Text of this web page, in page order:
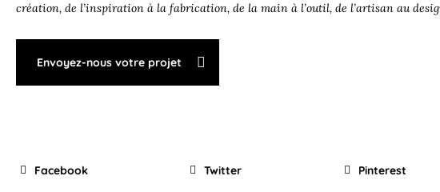
création, de l’inspiration à la fabrication, de la main à l’outil, de l’artisan au
Envoyez-nous votre projet
Facebook Twitter Pinterest